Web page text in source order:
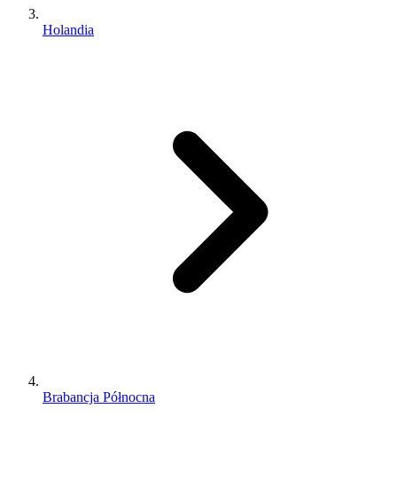
Holandia
Brabancja Północna